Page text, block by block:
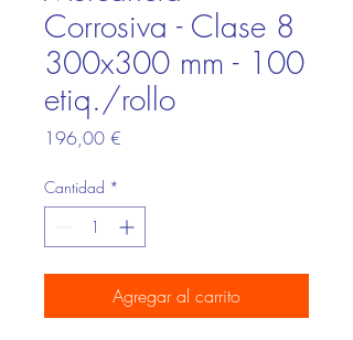
Corrosiva - Clase 8
300x300 mm - 100
etiq./rollo
196,00 €
Cantidad *
Agregar al carrito